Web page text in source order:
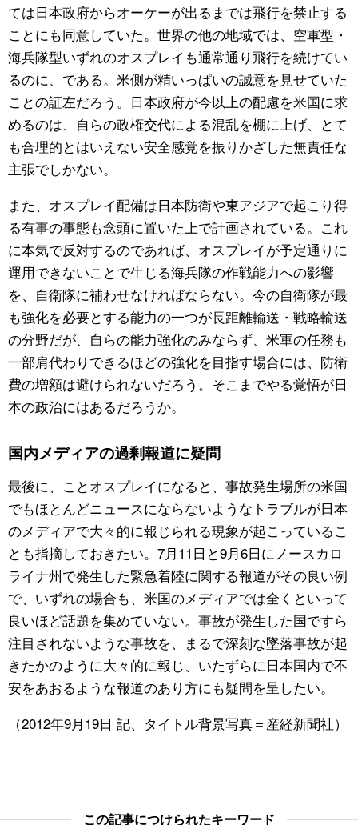
ては日本政府からオーケーが出るまでは飛行を禁止する
ことにも同意していた。世界の他の地域では、空軍型・
海兵隊型いずれのオスプレイも通常通り飛行を続けてい
るのに、である。米側が精いっぱいの誠意を見せていた
ことの証左だろう。日本政府が今以上の配慮を米国に求
めるのは、自らの政権交代による混乱を棚に上げ、とて
も合理的とはいえない安全感覚を振りかざした無責任な
主張でしかない。
また、オスプレイ配備は日本防衛や東アジアで起こり得
る有事の事態も念頭に置いた上で計画されている。これ
に本気で反対するのであれば、オスプレイが予定通りに
運用できないことで生じる海兵隊の作戦能力への影響
を、自衛隊に補わせなければならない。今の自衛隊が最
も強化を必要とする能力の一つが長距離輸送・戦略輸送
の分野だが、自らの能力強化のみならず、米軍の任務も
一部肩代わりできるほどの強化を目指す場合には、防衛
費の増額は避けられないだろう。そこまでやる覚悟が日
本の政治にはあるだろうか。
国内メディアの過剰報道に疑問
最後に、ことオスプレイになると、事故発生場所の米国
でもほとんどニュースにならないようなトラブルが日本
のメディアで大々的に報じられる現象が起こっているこ
とも指摘しておきたい。7月11日と9月6日にノースカロ
ライナ州で発生した緊急着陸に関する報道がその良い例
で、いずれの場合も、米国のメディアでは全くといって
良いほど話題を集めていない。事故が発生した国ですら
注目されないような事故を、まるで深刻な墜落事故が起
きたかのように大々的に報じ、いたずらに日本国内で不
安をあおるような報道のあり方にも疑問を呈したい。
（2012年9月19日 記、タイトル背景写真＝産経新聞社）
この記事につけられたキーワード